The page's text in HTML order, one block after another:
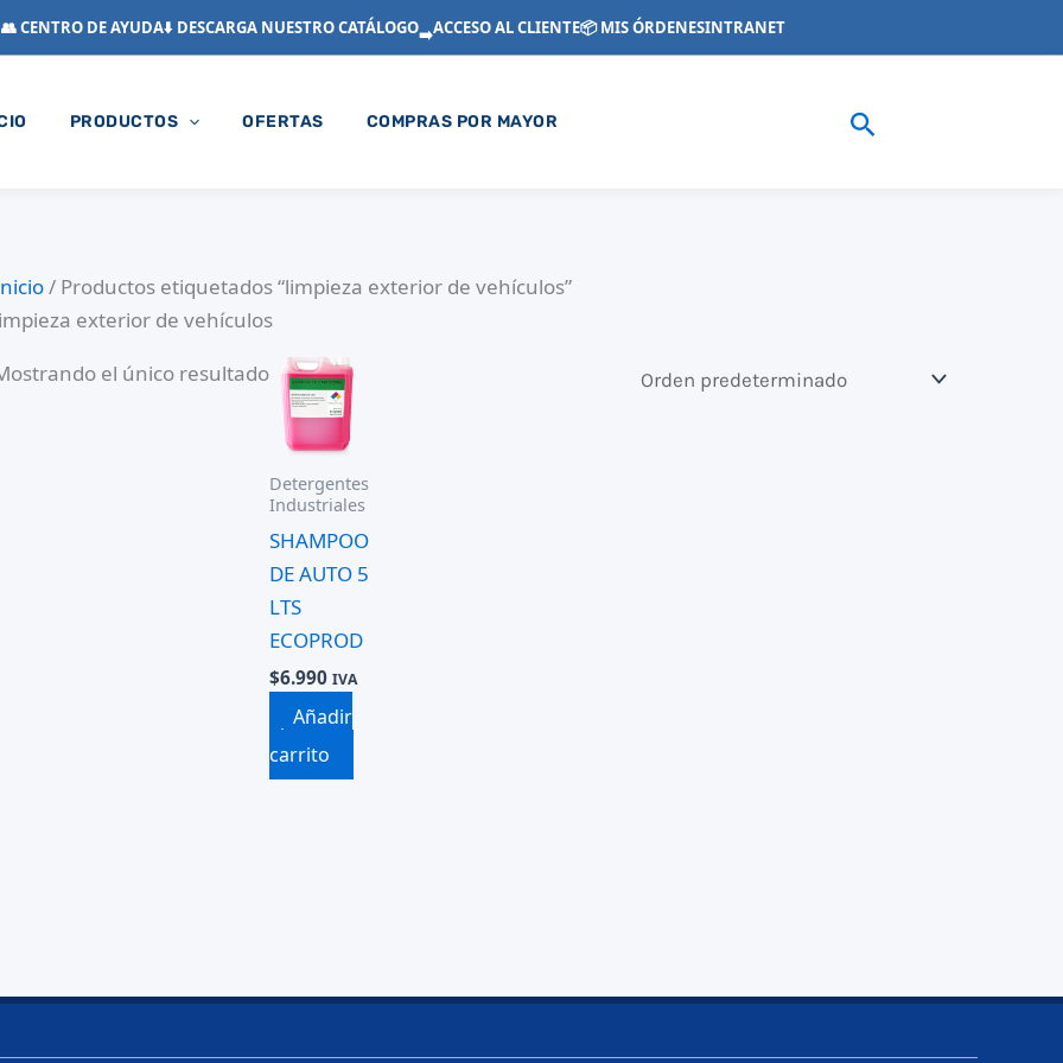
👥 CENTRO DE AYUDA⬇️ DESCARGA NUESTRO CATÁLOGO➡️ACCESO AL CLIENTE📦 MIS ÓRDENESINTRANET
PRODUCTOS OFERTAS COMPRAS POR MAYOR Buscar
/ Productos etiquetados “limpieza exterior de vehículos”
exterior de vehículos
el único resultado
Detergentes
Industriales
SHAMPOO
DE AUTO 5
LTS
ECOPROD
$6.990 IVA
Incluido
Añadir
al
carrito